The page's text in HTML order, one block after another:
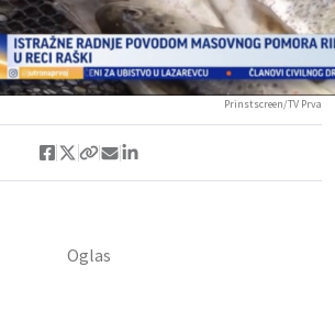
Prinstscreen/TV Prva